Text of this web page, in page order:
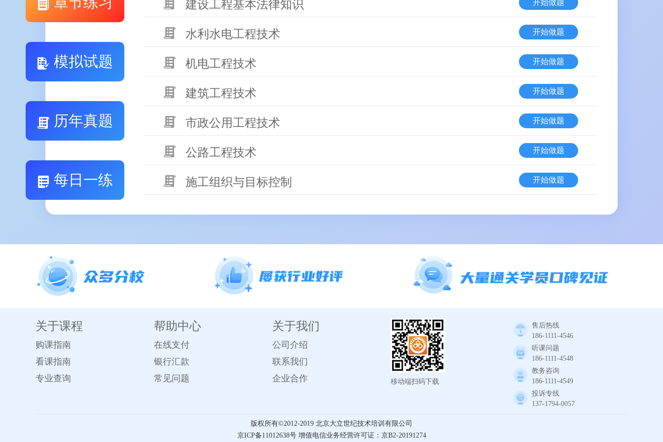
模拟试题
历年真题
每日一练
建设工程基本法律知识 开始做题
水利水电工程技术 开始做题
机电工程技术 开始做题
建筑工程技术 开始做题
市政公用工程技术 开始做题
公路工程技术 开始做题
施工组织与目标控制 开始做题
关于课程
购课指南
看课指南
专业查询
帮助中心
在线支付
银行汇款
常见问题
关于我们
公司介绍
联系我们
企业合作
移动端扫码下载
售后热线
186-1111-4546
听课问题
186-1111-4548
教务咨询
186-1111-4549
投诉专线
137-1794-0057
版权所有©️2012-2019 北京大立世纪技术培训有限公司
京ICP备11012638号 增值电信业务经营许可证：京B2-20191274